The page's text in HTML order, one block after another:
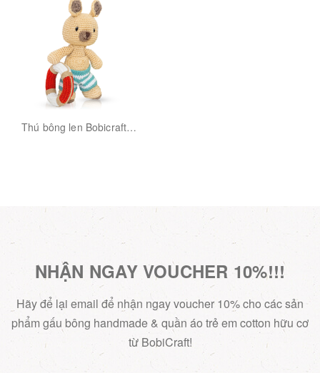
Thú bông len Bobicraft -
NHẬN NGAY VOUCHER 10%!!!
Hãy để lại email để nhận ngay voucher 10% cho các sản
phẩm gấu bông handmade & quần áo trẻ em cotton hữu cơ
từ BobiCraft!